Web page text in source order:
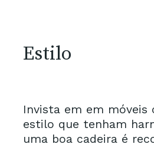
Invista em em móveis
estilo que tenham
uma boa cadeira é
Estilo